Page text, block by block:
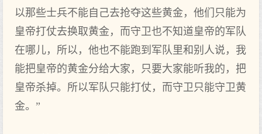
以那些士兵不能自己去抢夺这些黄金，他们只能为
皇帝打仗去换取黄金，而守卫也不知道皇帝的军队
在哪儿，所以，他也不能跑到军队里和别人说，我
能把皇帝的黄金分给大家，只要大家能听我的，把
皇帝杀掉。所以军队只能打仗，而守卫只能守卫黄
金。”